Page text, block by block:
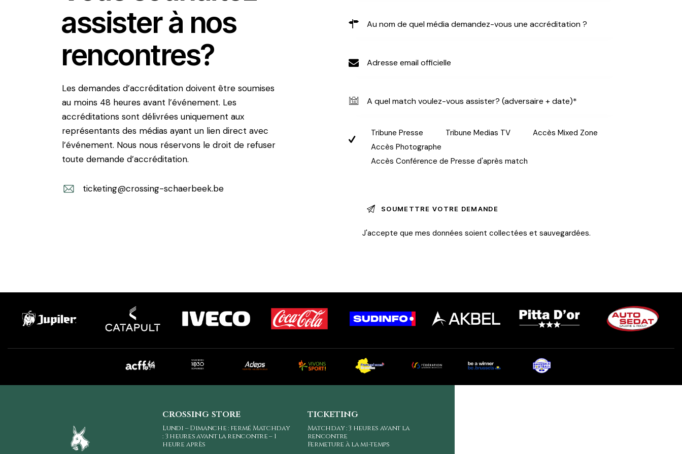
assister à nos
rencontres?
Les demandes d’accréditation doivent être soumises
au moins 48 heures avant l’événement. Les
accréditations sont délivrées uniquement aux
représentants des médias ayant un lien direct avec
l’événement. Nous nous réservons le droit de refuser
toute demande d’accréditation.
ticketing@crossing-schaerbeek.be
Tribune Presse Tribune Medias TV
Accès Mixed Zone
Accès Photographe
Accès Conférence de Presse d'après match
J'accepte que mes données soient collectées et sauvegardées.
crossing store
Lundi – Dimanche : fermé Matchday
: 3 heures avant la rencontre – 1
heure après
ticketing
Matchday : 3 heures avant la
rencontre
Fermeture à la mi-temps